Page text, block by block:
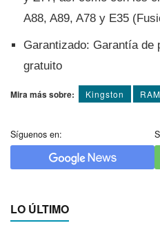
A88, A89, A78 y E35
Garantizado: Garantí­a
gratuito
Mira más sobre: Kingston RAM
Síguenos en:
LO ÚLTIMO